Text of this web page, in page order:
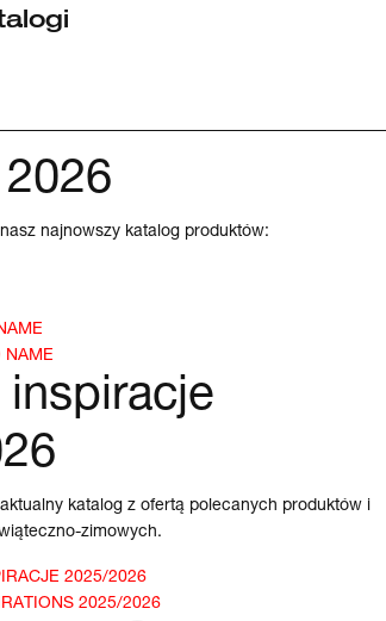
najnowszy katalog produktów:
NAME
katalog z ofertą polecanych produktów i
zimowych.
2025/2026
2025/2026